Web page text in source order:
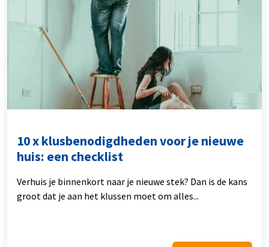
10 x klusbenodigdheden voor je nieuwe
huis: een checklist
Verhuis je binnenkort naar je nieuwe stek? Dan is de kans
groot dat je aan het klussen moet om alles...